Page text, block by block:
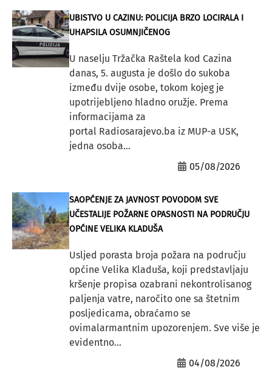
UBISTVO U CAZINU: POLICIJA BRZO LOCIRALA I
UHAPSILA OSUMNJIČENOG
U naselju Tržačka Raštela kod Cazina
danas, 5. augusta je došlo do sukoba
između dvije osobe, tokom kojeg je
upotrijebljeno hladno oružje. Prema
informacijama za
portal Radiosarajevo.ba iz MUP-a USK,
jedna osoba...
05/08/2026
SAOPĆENJE ZA JAVNOST POVODOM SVE
UČESTALIJE POŽARNE OPASNOSTI NA PODRUČJU
OPĆINE VELIKA KLADUŠA
Usljed porasta broja požara na području
općine Velika Kladuša, koji predstavljaju
kršenje propisa ozabrani nekontrolisanog
paljenja vatre, naročito one sa štetnim
posljedicama, obraćamo se
ovimalarmantnim upozorenjem. Sve više je
evidentno...
04/08/2026